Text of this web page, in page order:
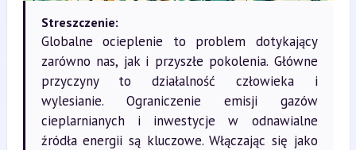
Streszczenie:
Globalne ocieplenie to problem dotykający
zarówno nas, jak i przyszłe pokolenia. Główne
przyczyny to działalność człowieka i
wylesianie. Ograniczenie emisji gazów
cieplarnianych i inwestycje w odnawialne
źródła energii są kluczowe. Włączając się jako